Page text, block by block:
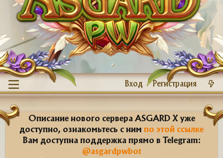
Вход Регистрация
Описание нового сервера ASGARD X уже
доступно, ознакомьтесь с ним по этой ссылке
Вам доступна поддержка прямо в Telegram:
@asgardpwbot